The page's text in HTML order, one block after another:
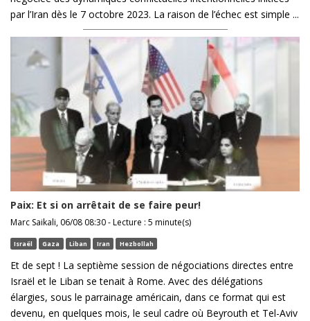
par l’Iran dès le 7 octobre 2023. La raison de l’échec est simple ...
Paix: Et si on arrêtait de se faire peur!
Marc Saikali, 06/08 08:30 - Lecture : 5 minute(s)
Israël Gaza Liban Iran Hezbollah
Et de sept ! La septième session de négociations directes entre
Israël et le Liban se tenait à Rome. Avec des délégations
élargies, sous le parrainage américain, dans ce format qui est
devenu, en quelques mois, le seul cadre où Beyrouth et Tel-Aviv